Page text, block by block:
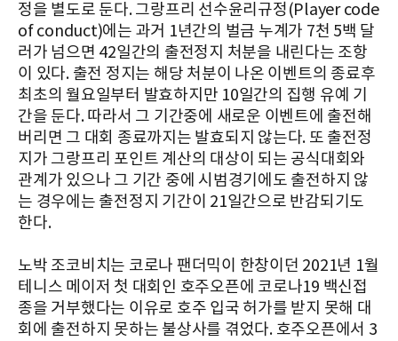
정을 별도로 둔다. 그랑프리 선수윤리규정(Player code
of conduct)에는 과거 1년간의 벌금 누계가 7천 5백 달
러가 넘으면 42일간의 출전정지 처분을 내린다는 조항
이 있다. 출전 정지는 해당 처분이 나온 이벤트의 종료후
최초의 월요일부터 발효하지만 10일간의 집행 유예 기
간을 둔다. 따라서 그 기간중에 새로운 이벤트에 출전해
버리면 그 대회 종료까지는 발효되지 않는다. 또 출전정
지가 그랑프리 포인트 계산의 대상이 되는 공식대회와
관계가 있으나 그 기간 중에 시범경기에도 출전하지 않
는 경우에는 출전정지 기간이 21일간으로 반감되기도
한다.
노박 조코비치는 코로나 팬더믹이 한창이던 2021년 1월
테니스 메이저 첫 대회인 호주오픈에 코로나19 백신접
종을 거부했다는 이유로 호주 입국 허가를 받지 못해 대
회에 출전하지 못하는 불상사를 겪었다. 호주오픈에서 3